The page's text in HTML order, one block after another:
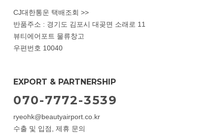
CJ대한통운 택배조회 >>
반품주소 : 경기도 김포시 대곶면 소래로 11
뷰티에어포트 물류창고
우편번호 10040
EXPORT & PARTNERSHIP
070-7772-3539
ryeohk@beautyairport.co.kr
수출 및 입점, 제휴 문의